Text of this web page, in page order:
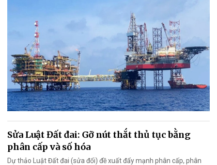
Sửa Luật Đất đai: Gỡ nút thắt thủ tục bằng
phân cấp và số hóa
Dự thảo Luật Đất đai (sửa đổi) đề xuất đẩy mạnh phân cấp, phân